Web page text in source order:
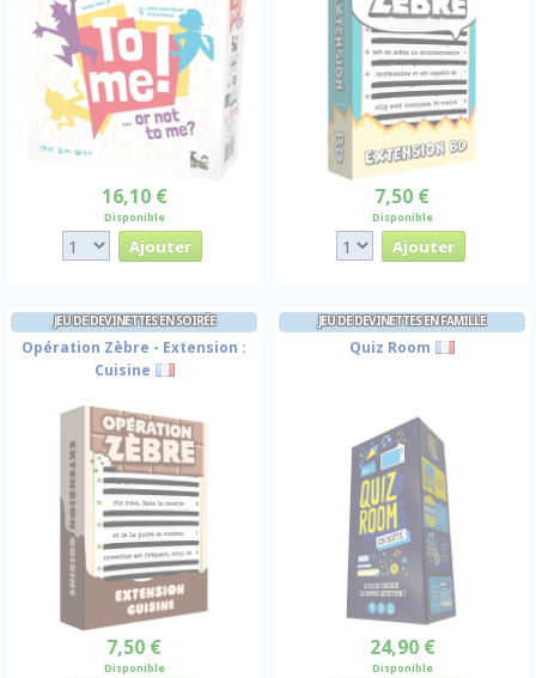
16,10 €
Disponible
7,50 €
Disponible
JEU DE DEVINETTES EN SOIRÉE
Opération Zèbre - Extension :
Cuisine
7,50 €
Disponible
JEU DE DEVINETTES EN FAMILLE
Quiz Room
24,90 €
Disponible